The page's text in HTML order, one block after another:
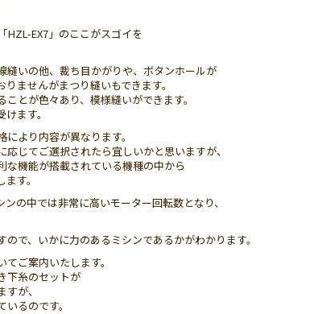
HZL-EX7」のここがスゴイを
縫いの他、裁ち目かがりや、ボタンホールが
ませんがまつり縫いもできます。
とが色々あり、模様縫いができます。
ます。
より内容が異なります。
じてご選択されたら宜しいかと思いますが、
な機能が搭載されている機種の中から
す。
の中では非常に高いモーター回転数となり、
で、いかに力のあるミシンであるかがわかります。
ご案内いたします。
下糸のセットが
が、
るのです。